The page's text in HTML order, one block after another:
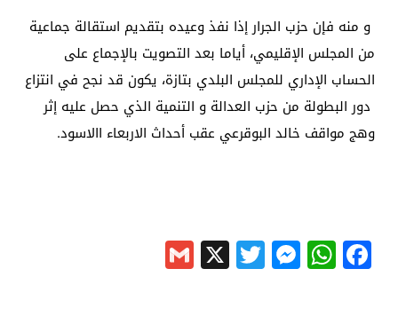
و منه فإن حزب الجرار إذا نفذ وعيده بتقديم استقالة جماعية
من المجلس الإقليمي، أياما بعد التصويت بالإجماع على
الحساب الإداري للمجلس البلدي بتازة، يكون قد نجح في انتزاع
دور البطولة من حزب العدالة و التنمية الذي حصل عليه إثر
وهج مواقف خالد البوقرعي عقب أحداث الاربعاء االاسود.
Facebook
WhatsApp
Messenger
Twitter
X